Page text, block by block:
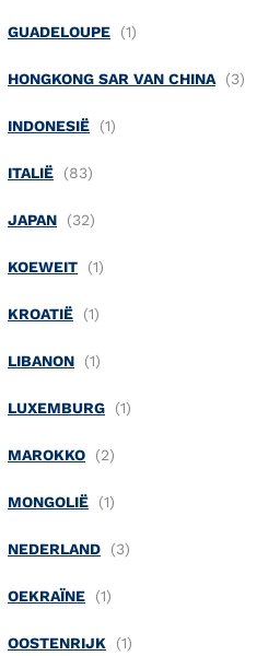
GUADELOUPE
HONGKONG SAR VAN CHINA
INDONESIË
ITALIË
JAPAN
KOEWEIT
KROATIË
LIBANON
LUXEMBURG
MAROKKO
MONGOLIË
NEDERLAND
OEKRAÏNE
OOSTENRIJK